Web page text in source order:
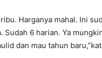
Harganya mahal. Ini
Sudah 6 harian. Ya
dan mau tahun